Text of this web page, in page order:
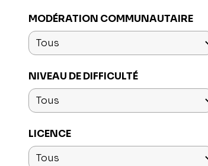
MODÉRATION COMMUNAUTAIRE
NIVEAU DE DIFFICULTÉ
LICENCE